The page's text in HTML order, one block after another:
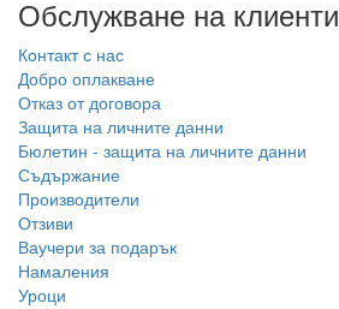
Обслужване на клиенти
Контакт с нас
Добро оплакване
Отказ от договора
Защита на личните данни
Бюлетин - защита на личните данни
Съдържание
Производители
Отзиви
Ваучери за подарък
Намаления
Уроци